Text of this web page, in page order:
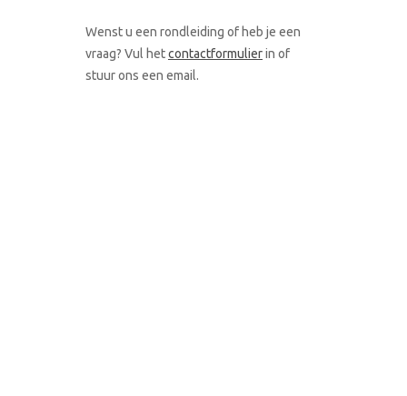
Wenst u een rondleiding of heb je een
vraag? Vul hetcontactformulierin of
stuur ons een email.